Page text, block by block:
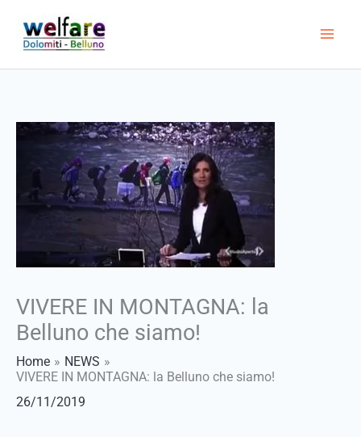
contenuto
VIVERE IN MONTAGNA: la
Belluno che siamo!
Home
NEWS
VIVERE IN MONTAGNA: la Belluno che siamo!
26/11/2019